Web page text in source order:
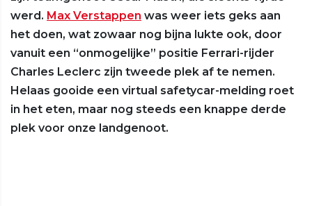
werd. Max Verstappen was weer iets geks aan
het doen, wat zowaar nog bijna lukte ook, door
vanuit een “onmogelijke” positie Ferrari-rijder
Charles Leclerc zijn tweede plek af te nemen.
Helaas gooide een virtual safetycar-melding roet
in het eten, maar nog steeds een knappe derde
plek voor onze landgenoot.